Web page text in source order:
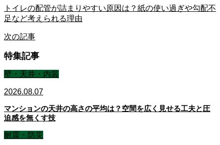
トイレの配管が詰まりやすい原因は？紙の使い過ぎや勾配不
足など考えられる理由
次の記事
特集記事
壁・天井・内装
2026.08.07
マンションの天井の高さの平均は？空間を広く見せる工夫と圧
迫感を無くす技
耐震・防災